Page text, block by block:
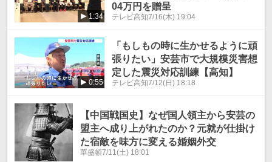
1:34
04万円を贈呈
テレビ高知7/16(木) 19:04
0:55
「もしもの時に生かせるように頑
張りたい」安芸市で大規模災害想
定した震災対応訓練【高知】
テレビ高知7/12(日) 18:18
【中国戦国史】なぜ国人領主から安芸の
盟主へ成り上がれたのか？元就が仕掛け
た宿敵を味方に変える婚姻外交
華盛頓7/11(土) 18:01